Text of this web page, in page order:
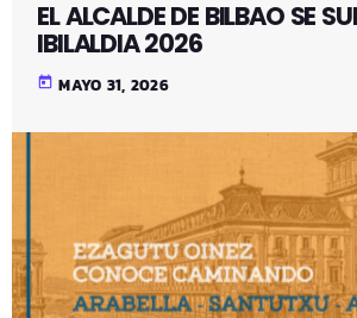
EL ALCALDE DE BILBAO SE
IBILALDIA 2026
today MAYO 31, 2026